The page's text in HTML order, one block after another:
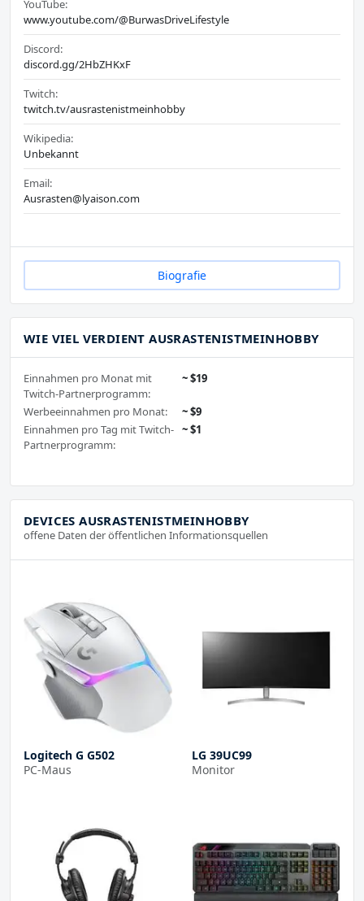
YouTube:
www.youtube.com/@BurwasDriveLifestyle
Discord:
discord.gg/2HbZHKxF
Twitch:
twitch.tv/ausrastenistmeinhobby
Wikipedia:
Unbekannt
Email:
Ausrasten@lyaison.com
Biografie
WIE VIEL VERDIENT AUSRASTENISTMEINHOBBY
Einnahmen pro Monat mit
Twitch-Partnerprogramm:
~ $19
Werbeeinnahmen pro Monat:
~ $9
Einnahmen pro Tag mit Twitch-
Partnerprogramm:
~ $1
DEVICES AUSRASTENISTMEINHOBBY
offene Daten der öffentlichen Informationsquellen
Logitech G G502
PC-Maus
LG 39UC99
Monitor